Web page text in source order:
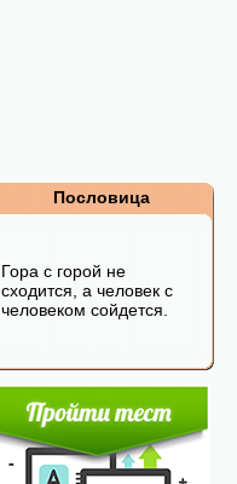
Пословица
Гора с горой не
сходится, а человек с
человеком сойдется.